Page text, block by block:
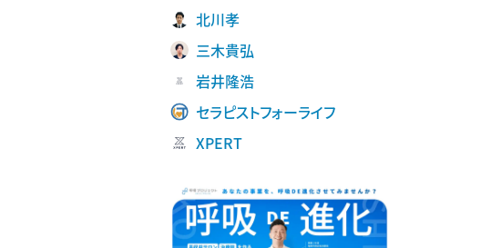
北川孝
三木貴弘
岩井隆浩
セラピストフォーライフ
XPERT